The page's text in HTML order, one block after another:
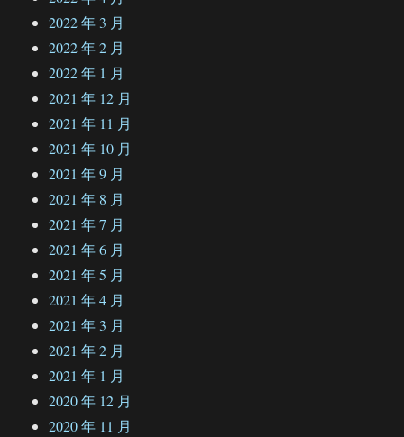
2022 年 3 月
2022 年 2 月
2022 年 1 月
2021 年 12 月
2021 年 11 月
2021 年 10 月
2021 年 9 月
2021 年 8 月
2021 年 7 月
2021 年 6 月
2021 年 5 月
2021 年 4 月
2021 年 3 月
2021 年 2 月
2021 年 1 月
2020 年 12 月
2020 年 11 月